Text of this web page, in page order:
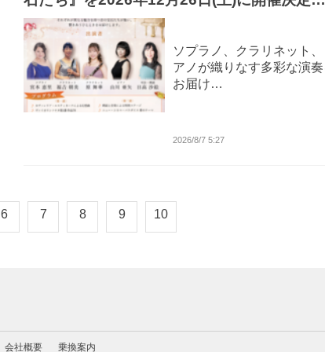
月1日(火)より「チケットペイ」にて申し込み
受付開始予定！
ソプラノ、クラリネット
アノが織りなす多彩な演
お届け…
2026/8/7 5:27
6 7 8 9 10
会社概要 乗換案内